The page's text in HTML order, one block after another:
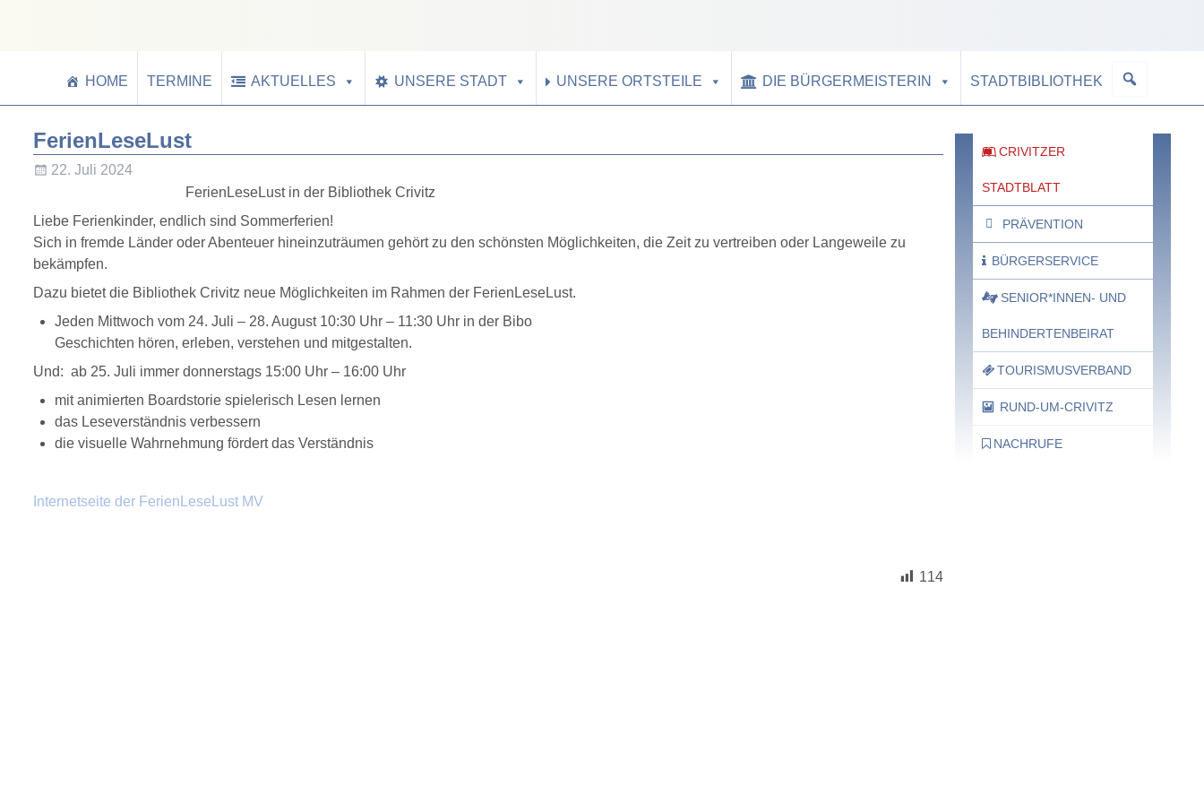
HOME TERMINE AKTUELLES UNSERE STADT UNSERE ORTSTEILE DIE BÜRGERMEISTERIN STADTBIBLIOTHEK
FerienLeseLust
22. Juli 2024
FerienLeseLust in der Bibliothek Crivitz
Liebe Ferienkinder, endlich sind Sommerferien!
Sich in fremde Länder oder Abenteuer hineinzuträumen gehört zu den schönsten Möglichkeiten, die Zeit zu vertreiben oder Langeweile zu
bekämpfen.
Dazu bietet die Bibliothek Crivitz neue Möglichkeiten im Rahmen der FerienLeseLust.
Jeden Mittwoch vom 24. Juli – 28. August 10:30 Uhr – 11:30 Uhr in der Bibo
Geschichten hören, erleben, verstehen und mitgestalten.
Und: ab 25. Juli immer donnerstags 15:00 Uhr – 16:00 Uhr
mit animierten Boardstorie spielerisch Lesen lernen
das Leseverständnis verbessern
die visuelle Wahrnehmung fördert das Verständnis
Internetseite der FerienLeseLust MV
114
CRIVITZER
STADTBLATT
PRÄVENTION
BÜRGERSERVICE
SENIOR*INNEN- UND
BEHINDERTENBEIRAT
TOURISMUSVERBAND
RUND-UM-CRIVITZ
NACHRUFE